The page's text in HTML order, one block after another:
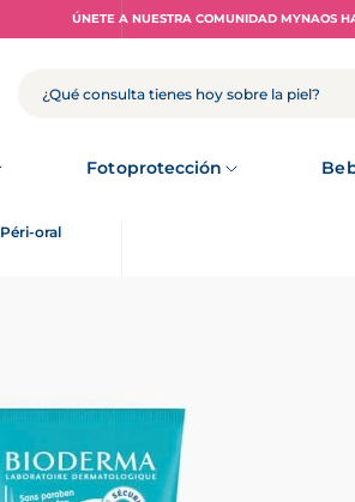
ÚNETE A NUESTRA COMUNIDAD MYNAOS
BUSCAR
Fotoprotección
Péri-oral